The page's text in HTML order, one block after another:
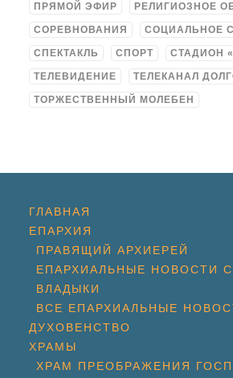
ПРЯМОЙ ЭФИР РЕЛИГИОЗНОЕ
СОРЕВНОВАНИЯ СОЦИАЛЬНОЕ
СПЕКТАКЛЬ СПОРТ СТАДИОН
ТЕЛЕВИДЕНИЕ ТЕЛЕКАНАЛ
ТОРЖЕСТВЕННЫЙ МОЛЕБЕН
ГЛАВНАЯ
ЕПАРХИЯ
ПРАВЯЩИЙ АРХИЕРЕЙ
ЕПАРХИАЛЬНЫЕ НОВОСТИ
ВЛАДЫКИ
ВСЕ ЕПАРХИАЛЬНЫЕ
ДУХОВЕНСТВО
ХРАМЫ
ХРАМ ПРЕОБРАЖЕНИЯ